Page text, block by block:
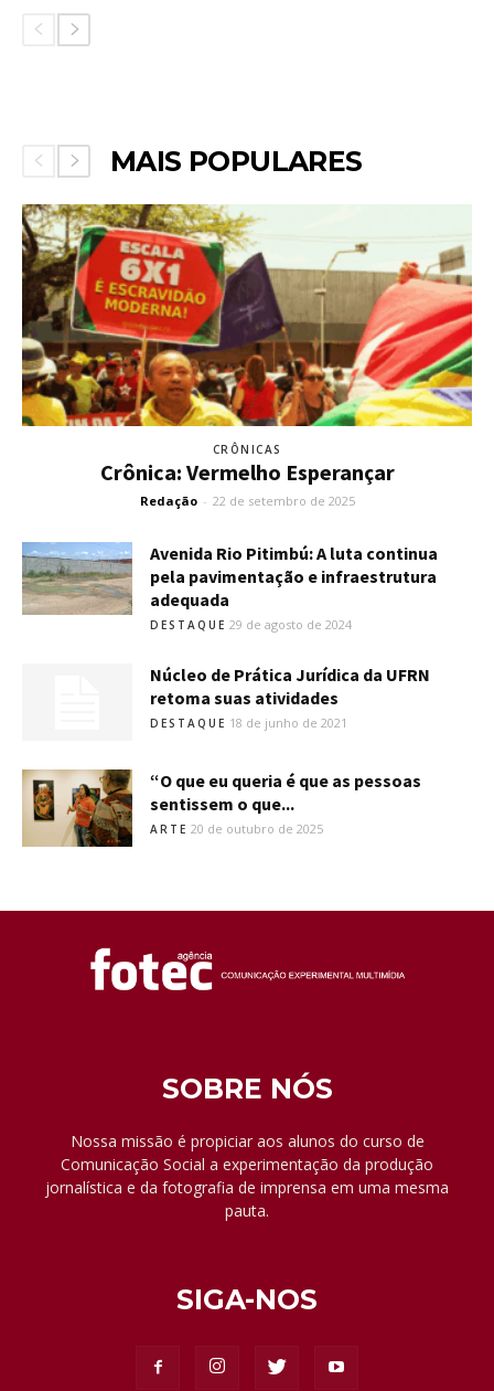
MAIS POPULARES
CRÔNICAS
Crônica: Vermelho Esperançar
Redação - 22 de setembro de 2025
Avenida Rio Pitimbú: A luta continua
pela pavimentação e infraestrutura
adequada
DESTAQUE 29 de agosto de 2024
Núcleo de Prática Jurídica da UFRN
retoma suas atividades
DESTAQUE 18 de junho de 2021
“O que eu queria é que as pessoas
sentissem o que...
ARTE 20 de outubro de 2025
SOBRE NÓS
Nossa missão é propiciar aos alunos do curso de
Comunicação Social a experimentação da produção
jornalística e da fotografia de imprensa em uma mesma
pauta.
SIGA-NOS